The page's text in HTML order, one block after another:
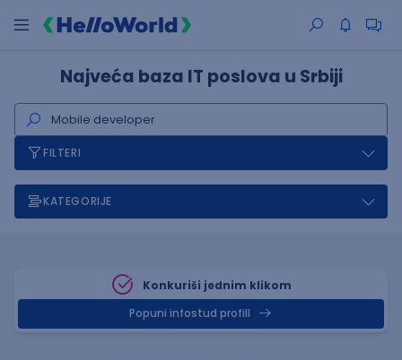
Najveća baza IT poslova u Srbiji
FILTERI
KATEGORIJE
Konkuriši jednim klikom
Popuni infostud profill